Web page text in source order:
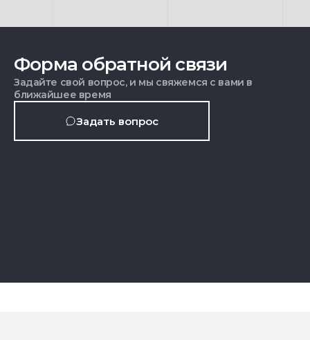
Форма обратной связи
Задайте свой вопрос, и мы свяжемся с вами в
ближайшее время
Задать вопрос